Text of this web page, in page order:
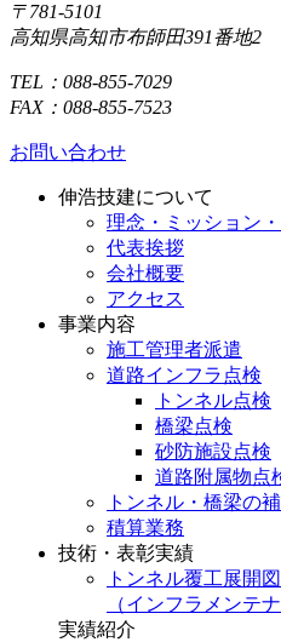
〒781-5101
高知県高知市布師田391番地2
TEL：088-855-7029
FAX：088-855-7523
お問い合わせ
伸浩技建について
理念・ミッション
代表挨拶
会社概要
アクセス
事業内容
施工管理者派遣
道路インフラ点検
トンネル点検
橋梁点検
砂防施設点検
道路附属物点
トンネル・橋梁の
積算業務
技術・表彰実績
トンネル覆工展開
（インフラメンテ
実績紹介